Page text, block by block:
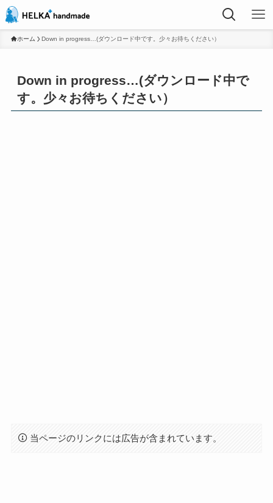
ホーム Down in progress…(ダウンロード中です。少々お待ちください）
Down in progress…(ダウンロード中で
す。少々お待ちください）
当ページのリンクには広告が含まれています。